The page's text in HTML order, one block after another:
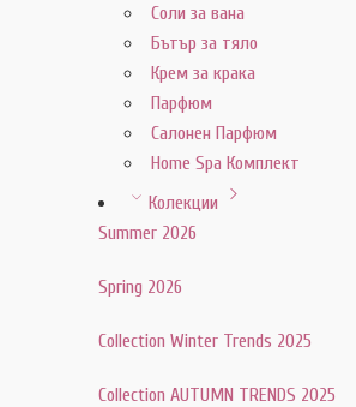
Соли за вана
Бътър за тяло
Крем за крака
Парфюм
Салонен Парфюм
Home Spa Комплект
Колекции
Summer 2026
Spring 2026
Collection Winter Trends 2025
Collection AUTUMN TRENDS 2025